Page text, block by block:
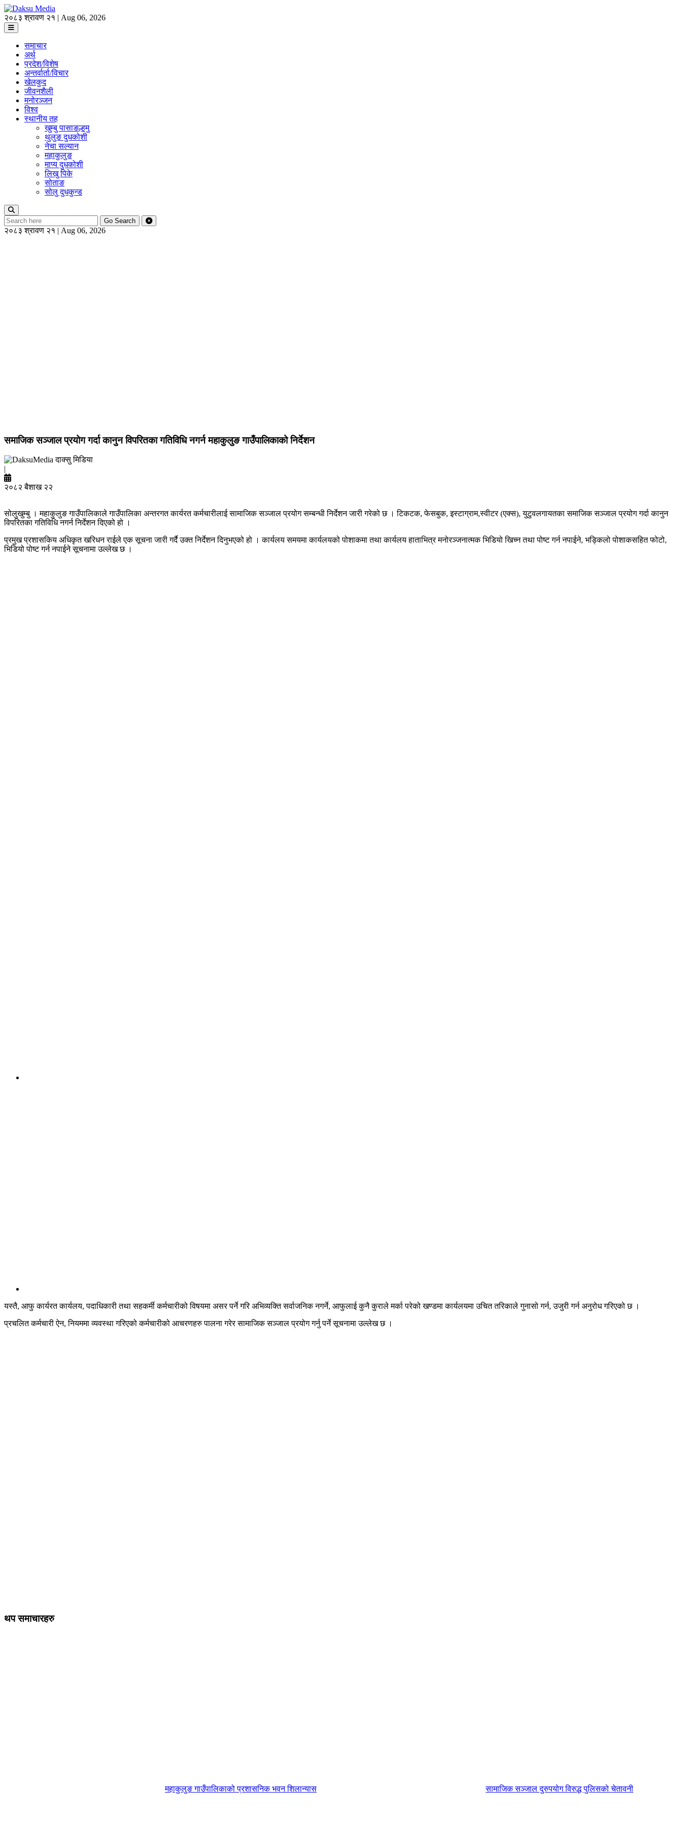
२०८३ श्रावण २१ | Aug 06, 2026
समाचार
अर्थ
प्रदेश/विशेष
अन्तर्वार्ता/विचार
खेलकुद
जीवनशैली
मनोरञ्जन
विश्व
स्थानीय तह
खुम्बु पासाङल्हमु
थुलुङ दुधकोशी
नेचा सल्यान
महाकुलुङ
माप्य दुधकोशी
लिखु पिके
सोताङ
सोलु दुधकुन्ड
Go Search
२०८३ श्रावण २१ | Aug 06, 2026
समाजिक सञ्जाल प्रयोग गर्दा कानुन विपरितका गतिविधि नगर्न महाकुलुङ गाउँपालिकाको निर्देशन
दाक्सु मिडिया
|
२०८२ बैशाख २२
सोलुखुम्बु । महाकुलुङ गाउँपालिकाले गाउँपालिका अन्तरगत कार्यरत कर्मचारीलाई सामाजिक सञ्जाल प्रयोग सम्बन्धी निर्देशन जारी गरेको छ । टिकटक, फेसबुक, इस्टाग्राम,स्वीटर (एक्स), युटुवलगायतका समाजिक सञ्जाल प्रयोग गर्दा कानुन
विपरितका गतिविधि नगर्न निर्देशन दिएको हो ।
प्रमुख प्रशासकिय अधिकृत खरिधन राईले एक सूचना जारी गर्दै उक्त निर्देशन दिनुभएको हो । कार्यलय समयमा कार्यलयको पोशाकमा तथा कार्यलय हाताभित्र मनोरञ्जनात्मक भिडियो खिच्न तथा पोष्ट गर्न नपाईने, भड्किलो पोशाकसहित फोटो,
भिडियो पोष्ट गर्न नपाईने सूचनामा उल्लेख छ ।
यस्तै, आफु कार्यरत कार्यलय, पदाधिकारी तथा सहकर्मी कर्मचारीको विषयमा असर पर्ने गरि अभिव्यक्ति सर्वाजनिक नगर्ने, आफुलाई कुनै कुराले मर्का परेको खण्डमा कार्यलयमा उचित तरिकाले गुनासो गर्न, उजुरी गर्न अनुरोध गरिएको छ ।
प्रचलित कर्मचारी ऐन, नियममा व्यवस्था गरिएको कर्मचारीको आचरणहरु पालना गरेर सामाजिक सञ्जाल प्रयोग गर्नु पर्ने सूचनामा उल्लेख छ ।
थप समाचारहरु
महाकुलुङ गाउँपालिकाको प्रशासनिक भवन शिलान्यास सामाजिक सञ्जाल दुरुपयोग विरुद्ध पुलिसको चेतावनी